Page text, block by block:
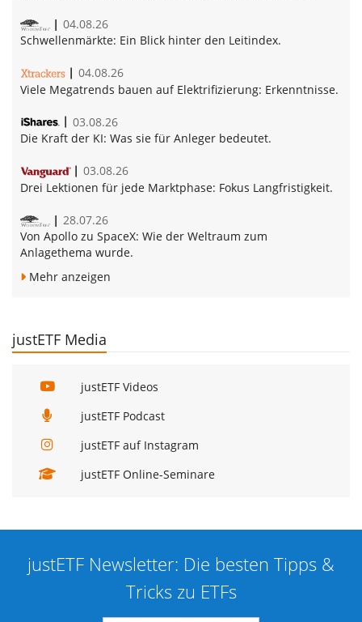
04.08.26
Schwellenmärkte: Ein Blick hinter den Leitindex.
04.08.26
Vie­le Me­ga­trends bau­en auf Elek­tri­fi­zie­rung: Erkenntnisse.
03.08.26
Die Kraft der KI: Was sie für Anleger bedeutet.
03.08.26
Drei Lektionen für jede Marktphase: Fokus Langfristigkeit.
28.07.26
Von Apollo zu SpaceX: Wie der Weltraum zum
Anlagethema wurde.
Mehr anzeigen
justETF Media
justETF Videos
justETF Podcast
justETF auf Instagram
justETF Online-Seminare
justETF Newsletter: Die besten Tipps &
Tricks zu ETFs